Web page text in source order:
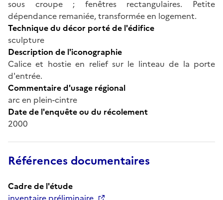
sous croupe ; fenêtres rectangulaires. Petite
dépendance remaniée, transformée en logement.
Technique du décor porté de l'édifice
sculpture
Description de l'iconographie
Calice et hostie en relief sur le linteau de la porte
d'entrée.
Commentaire d'usage régional
arc en plein-cintre
Date de l'enquête ou du récolement
2000
Références documentaires
Cadre de l'étude